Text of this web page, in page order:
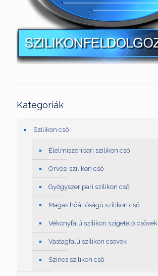
Kategoriák
Szilikon cső
Élelmiszeripari szilikon cső
Orvosi szilikon cső
Gyógyszeripari szilikon cső
Magas hőállóságú szilikon cső
Vékonyfalú szilikon szigetelő csövek
Vastagfalú szilikon csövek
Színes szilikon cső